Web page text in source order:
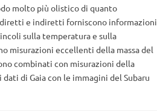
molto più olistico di quanto
e indiretti forniscono informazioni
sulla temperatura e sulla
misurazioni eccellenti della massa del
combinati con misurazioni della
di Gaia con le immagini del Subaru